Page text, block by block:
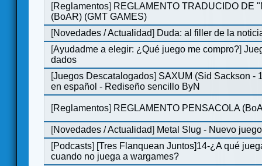
[Reglamentos] REGLAMENTO TRADUCIDO DE
(BoAR) (GMT GAMES)
[Novedades / Actualidad] Duda: al filler de la
[Ayudadme a elegir: ¿Qué juego me compro?]
dados
[Juegos Descatalogados] SAXUM (Sid Sackson -
en español - Rediseño sencillo ByN
[Reglamentos] REGLAMENTO PENSACOLA
[Novedades / Actualidad] Metal Slug - Nuevo
[Podcasts] [Tres Flanquean Juntos]14-¿A qué
cuando no juega a wargames?